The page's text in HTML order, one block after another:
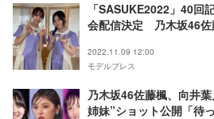
「SASUKE2022」40回
会配信決定 乃木坂46佐
2022.11.09 12:00
モデルプレス
乃木坂46佐藤楓、向井
姉妹”ショット公開「待